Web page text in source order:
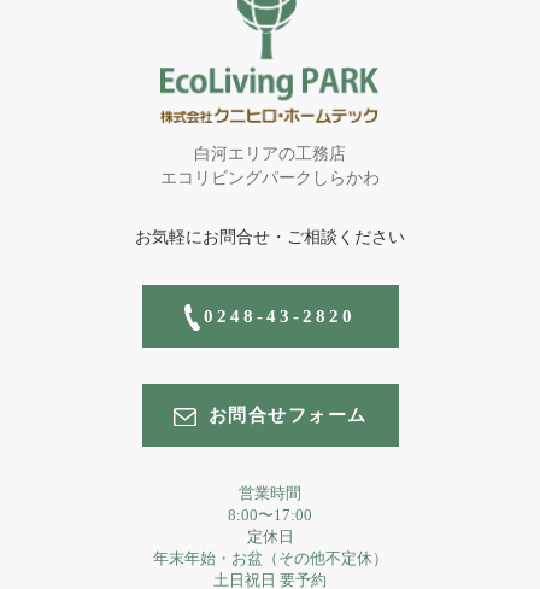
白河エリアの工務店
エコリビングパークしらかわ
お気軽にお問合せ・ご相談ください
0248-43-2820
お問合せフォーム
営業時間
8:00〜17:00
定休日
年末年始・お盆（その他不定休）
土日祝日 要予約